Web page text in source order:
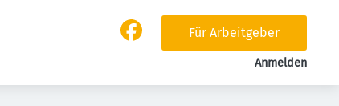
Für Arbeitgeber
Anmelden